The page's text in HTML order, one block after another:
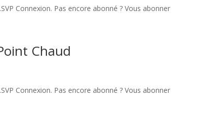
Connexion. Pas encore abonné ? Vous abonner
Chaud
Connexion. Pas encore abonné ? Vous abonner